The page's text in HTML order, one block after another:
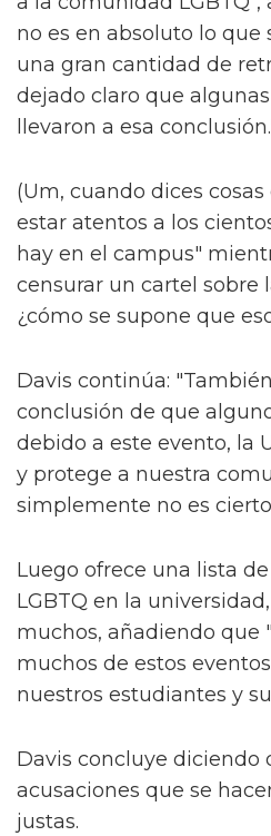
no es en absoluto lo que
una gran cantidad de
dejado claro que
llevaron a esa
(Um, cuando dices
estar atentos a los
hay en el campus"
censurar un cartel sobre
¿cómo se supone que
Davis continúa:
conclusión de que
debido a este evento, la
y protege a nuestra
simplemente no es
Luego ofrece una lista
LGBTQ en la
muchos, añadiendo que
muchos de estos
nuestros estudiantes y
Davis concluye diciendo
acusaciones que se
justas.